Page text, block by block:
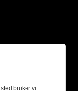
bruker vi